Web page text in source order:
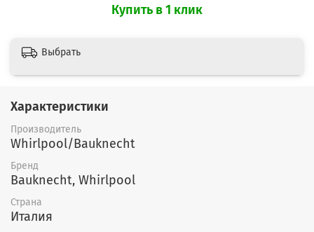
Купить в 1 клик
Выбрать
Характеристики
Производитель
Whirlpool/Bauknecht
Бренд
Bauknecht, Whirlpool
Страна
Италия